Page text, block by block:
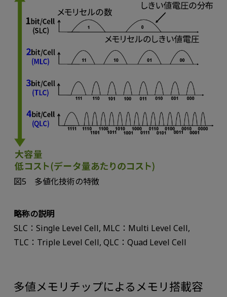
図5 多値化技術の特徴
略称の説明
SLC：Single Level Cell, MLC：Multi Level Cell,
TLC：Triple Level Cell, QLC：Quad Level Cell
多値メモリチップによるメモリ搭載容